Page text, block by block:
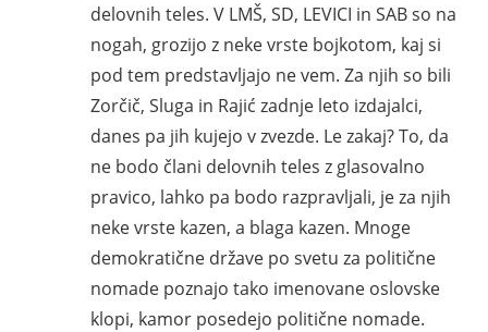
delovnih teles. V LMŠ, SD, LEVICI in SAB so na
nogah, grozijo z neke vrste bojkotom, kaj si
pod tem predstavljajo ne vem. Za njih so bili
Zorčič, Sluga in Rajić zadnje leto izdajalci,
danes pa jih kujejo v zvezde. Le zakaj? To, da
ne bodo člani delovnih teles z glasovalno
pravico, lahko pa bodo razpravljali, je za njih
neke vrste kazen, a blaga kazen. Mnoge
demokratične države po svetu za politične
nomade poznajo tako imenovane oslovske
klopi, kamor posedejo politične nomade.